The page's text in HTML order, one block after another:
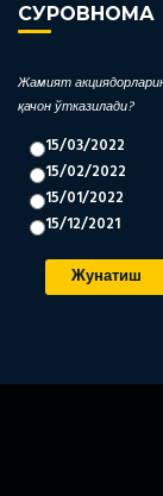
СУРОВНОМА
Жамият
қачон ўтказилади?
15/03/2022
15/02/2022
15/01/2022
15/12/2021